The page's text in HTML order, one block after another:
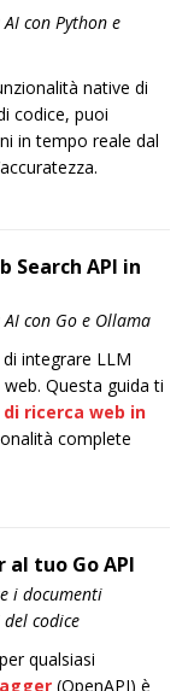
con Python e
native di
codice, puoi
in tempo reale dal
Search API in
con Go e Ollama
integrare LLM
Questa guida ti
ricerca web in
complete
tuo Go API
i documenti
codice
qualsiasi
(OpenAPI) è